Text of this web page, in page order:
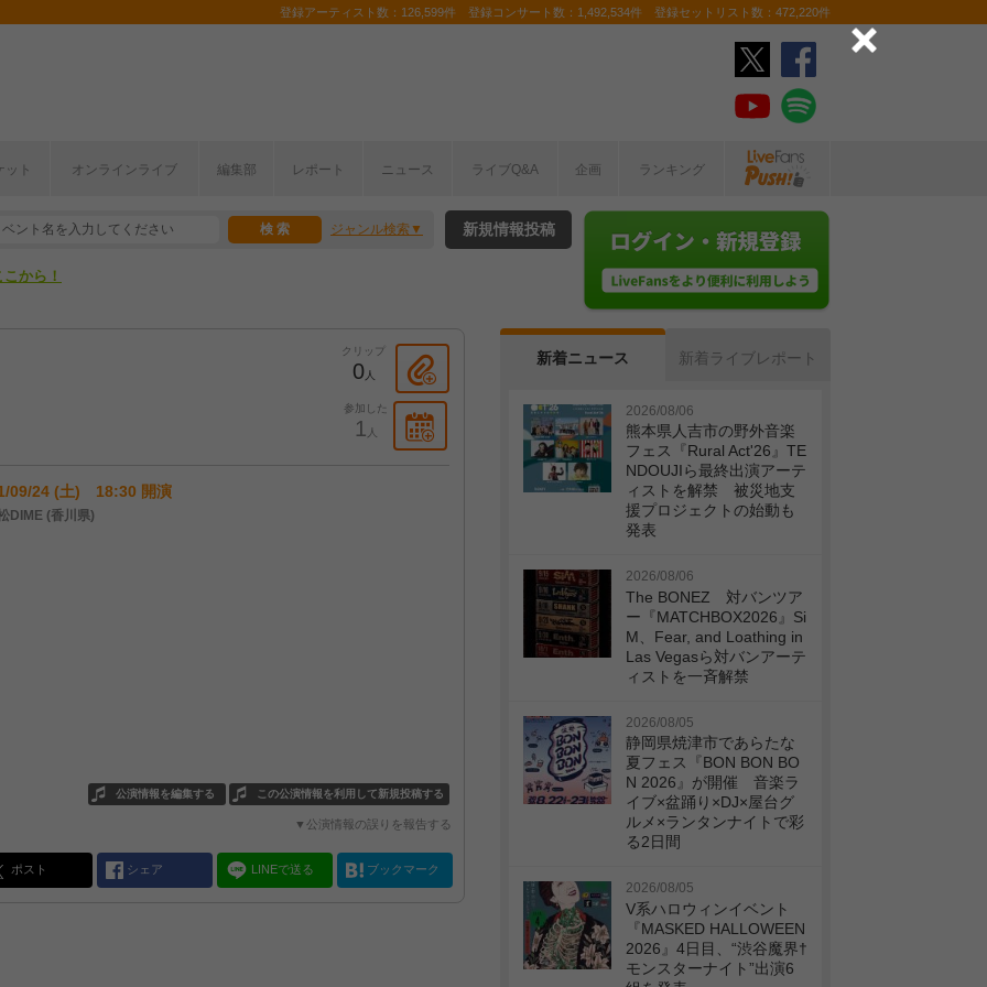
登録アーティスト数：126,599件 登録コンサート数：1,492,534件 登録セットリスト数：472,220件
ット オンラインライブ 編集部 レポート ニュース ライブQ&A 企画 ランキング
ジャンル検索
半期編発表！
から！
新規情報投稿
クリップ
0人
参加した
1 人
09/24 (土) 18:30 開演
DIME (香川県)
この公演情報を利用して新規投稿する
公演情報を編集する
▼公演情報の誤りを報告する
ポスト シェア LINEで送る ブックマーク
新着ニュース 新着ライブレポート
2026/08/06
熊本県人吉市の野外音楽
フェス『Rural Act'26』TE
NDOUJIら最終出演アーテ
ィストを解禁 被災地支
援プロジェクトの始動も
発表
2026/08/06
The BONEZ 対バンツア
ー『MATCHBOX2026』Si
M、Fear, and Loathing in
Las Vegasら対バンアーテ
ィストを一斉解禁
2026/08/05
静岡県焼津市であらたな
夏フェス『BON BON BO
N 2026』が開催 音楽ラ
イブ×盆踊り×DJ×屋台グ
ルメ×ランタンナイトで彩
る2日間
2026/08/05
V系ハロウィンイベント
『MASKED HALLOWEEN
2026』4日目、“渋谷魔界†
モンスターナイト”出演6